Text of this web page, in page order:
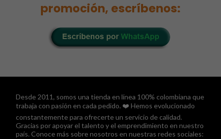
promoción, escríbenos:
Desde 2011, somos una tienda en línea 100% colombiana que
trabaja con pasión en cada pedido. ❤️ Hemos evolucionado
constantemente para ofrecerte un servicio de calidad.
Gracias por apoyar el talento y el emprendimiento en nuestro
país. Conoce más sobre nosotros en nuestras redes sociales: